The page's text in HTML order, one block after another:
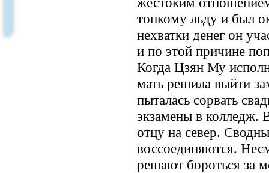
тонкому льду и был
нехватки денег он
и по этой причине
Когда Цзян Му
мать решила выйти
пыталась сорвать
экзамены в колледж.
отцу на север.
воссоединяются.
решают бороться за